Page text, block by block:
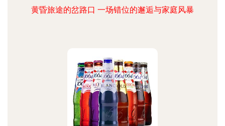
黄昏旅途的岔路口 一场错位的邂逅与家庭风暴